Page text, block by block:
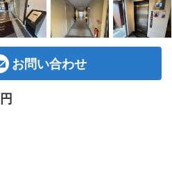
お問い合わせ
円